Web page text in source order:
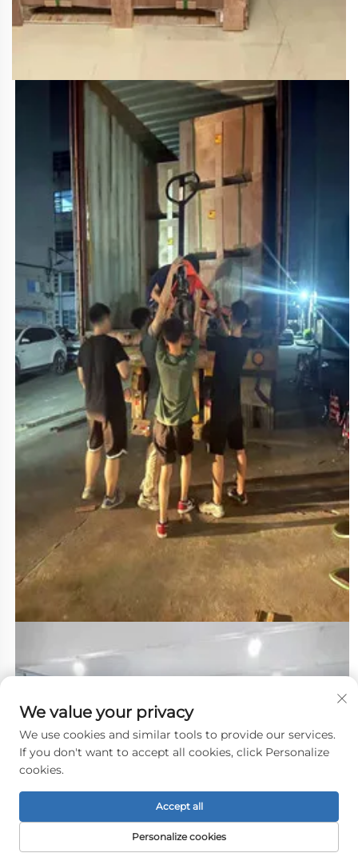
We value your privacy
We use cookies and similar tools to provide our services.
If you don't want to accept all cookies, click Personalize
cookies.
Personalize cookies
Accept all